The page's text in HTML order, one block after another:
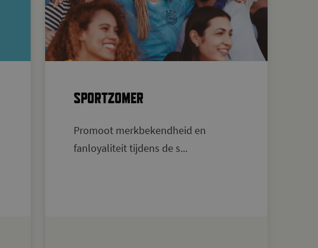
SPORTZOMER
Promoot merkbekendheid en
fanloyaliteit tijdens de s...